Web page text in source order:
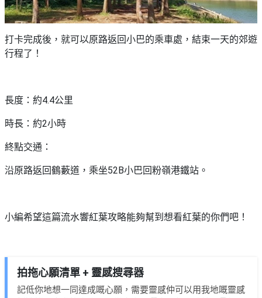
打卡完成後，就可以原路返回小巴的乘車處，結束一天的郊遊
行程了！
長度：約4.4公里
時長：約2小時
終點交通：
沿原路返回鶴藪道，乘坐52B小巴回粉嶺港鐵站。
小編希望這篇流水響紅葉攻略能夠幫到想看紅葉的你們吧！
拍拖心願清單 + 靈感搜尋器
記低你地想一同達成嘅心願，需要靈感仲可以用我地嘅靈感